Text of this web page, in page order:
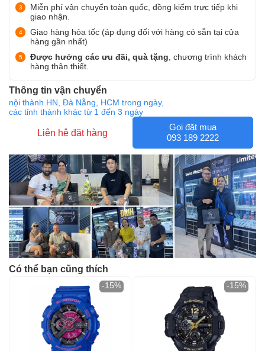
Miễn phí vận chuyển toàn quốc, đồng kiểm trực tiếp khi
giao nhận.
Giao hàng hỏa tốc (áp dụng đối với hàng có sẵn tại cửa
hàng gần nhất)
Được hưởng các ưu đãi, quà tặng , chương trình khách
hàng thân thiết.
Thông tin vận chuyển
nội thành HN, Đà Nẵng, HCM trong ngày,
các tỉnh thành khác từ 1 đến 3 ngày
Liên hệ đặt hàng
Gọi đặt mua
093 189 2222
Có thể bạn cũng thích
-15% -15%